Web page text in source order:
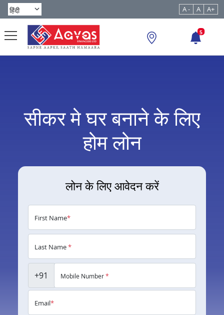
A - A A+
5
सीकर मे घर बनाने के लिए
होम लोन
लोन के लिए आवेदन करें
First Name*
Last Name*
+91 Mobile Number*
Email*